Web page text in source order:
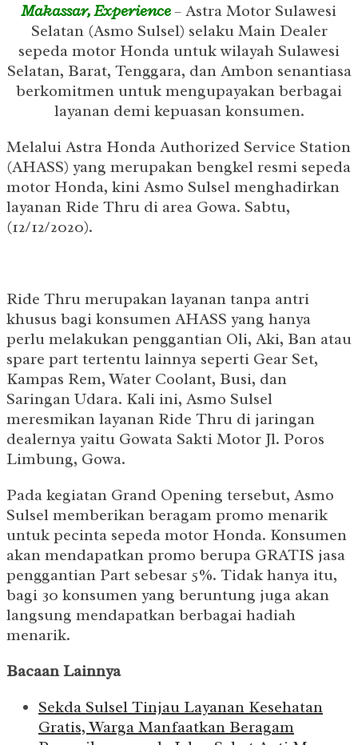
Makassar, Experience– Astra Motor Sulawesi
Selatan (Asmo Sulsel) selaku Main Dealer
sepeda motor Honda untuk wilayah Sulawesi
Selatan, Barat, Tenggara, dan Ambon senantiasa
berkomitmen untuk mengupayakan berbagai
layanan demi kepuasan konsumen.
Melalui Astra Honda Authorized Service Station
(AHASS) yang merupakan bengkel resmi sepeda
motor Honda, kini Asmo Sulsel menghadirkan
layanan Ride Thru di area Gowa. Sabtu,
(12/12/2020).
Ride Thru merupakan layanan tanpa antri
khusus bagi konsumen AHASS yang hanya
perlu melakukan penggantian Oli, Aki, Ban atau
spare part tertentu lainnya seperti Gear Set,
Kampas Rem, Water Coolant, Busi, dan
Saringan Udara. Kali ini, Asmo Sulsel
meresmikan layanan Ride Thru di jaringan
dealernya yaitu Gowata Sakti Motor Jl. Poros
Limbung, Gowa.
Pada kegiatan Grand Opening tersebut, Asmo
Sulsel memberikan beragam promo menarik
untuk pecinta sepeda motor Honda. Konsumen
akan mendapatkan promo berupa GRATIS jasa
penggantian Part sebesar 5%. Tidak hanya itu,
bagi 30 konsumen yang beruntung juga akan
langsung mendapatkan berbagai hadiah
menarik.
Bacaan Lainnya
Sekda Sulsel Tinjau Layanan Kesehatan
Gratis, Warga Manfaatkan Beragam